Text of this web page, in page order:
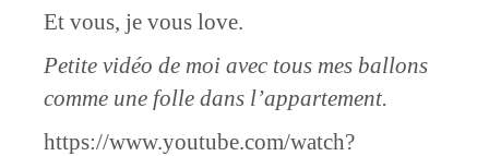
Et vous, je vous love.
Petite vidéo de moi avec tous mes ballons
comme une folle dans l’appartement.
https://www.youtube.com/watch?